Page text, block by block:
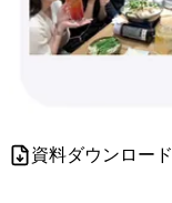
資料ダウンロード